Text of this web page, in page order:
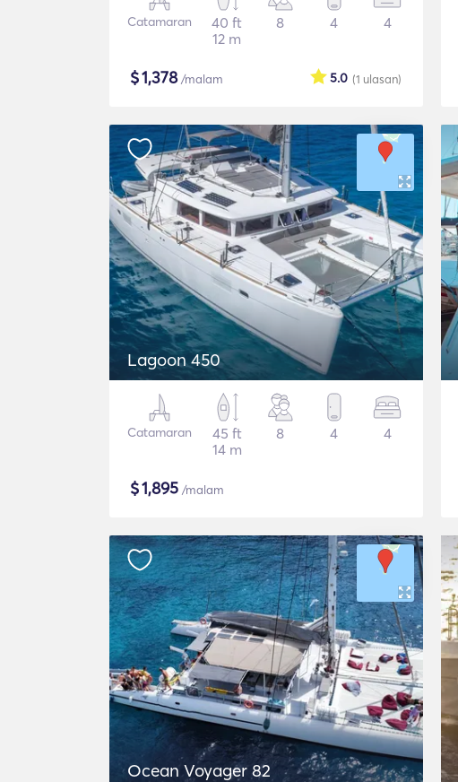
Catamaran
40 ft
12 m
8 4 4
$1,378/malam (1 ulasan)
5.0
Lagoon 450
Catamaran
45 ft
14 m
8 4 4
$1,895 /malam
Ocean Voyager 82